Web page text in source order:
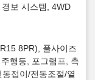
보 시스템, 4WD
8PR), 풀사이즈
행등, 포그램프, 측
접이/전동조절/열